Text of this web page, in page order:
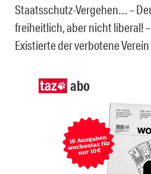
Staats­schutz-Vergehen… –
freiheitlich, aber nicht liberal!
Existierte der verbotene
abo